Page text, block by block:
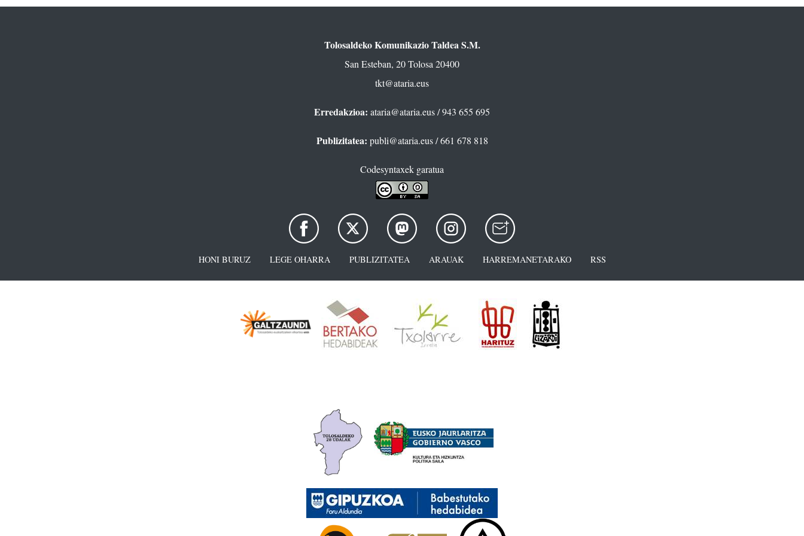
Tolosaldeko Komunikazio Taldea S.M.
San Esteban, 20 Tolosa 20400
tkt@ataria.eus
Erredakzioa: ataria@ataria.eus/ 943 655 695
Publizitatea: publi@ataria.eus/ 661 678 818
Codesyntaxek garatua
HONI BURUZ LEGE OHARRA PUBLIZITATEA ARAUAK HARREMANETARAKO RSS